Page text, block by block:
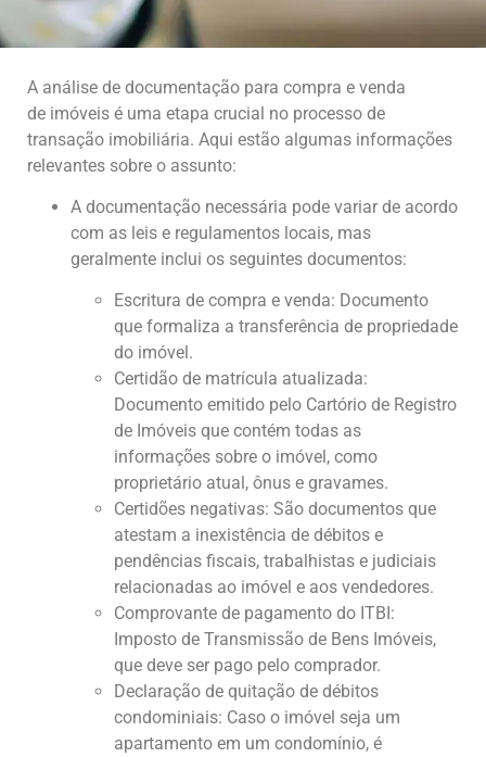
A análise de documentação para compra e venda
de imóveis é uma etapa crucial no processo de
transação imobiliária. Aqui estão algumas informações
relevantes sobre o assunto:
A documentação necessária pode variar de acordo
com as leis e regulamentos locais, mas
geralmente inclui os seguintes documentos:
Escritura de compra e venda: Documento
que formaliza a transferência de propriedade
do imóvel.
Certidão de matrícula atualizada:
Documento emitido pelo Cartório de Registro
de Imóveis que contém todas as
informações sobre o imóvel, como
proprietário atual, ônus e gravames.
Certidões negativas: São documentos que
atestam a inexistência de débitos e
pendências fiscais, trabalhistas e judiciais
relacionadas ao imóvel e aos vendedores.
Comprovante de pagamento do ITBI:
Imposto de Transmissão de Bens Imóveis,
que deve ser pago pelo comprador.
Declaração de quitação de débitos
condominiais: Caso o imóvel seja um
apartamento em um condomínio, é